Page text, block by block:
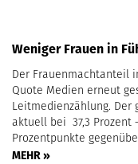
Weniger Frauen in
Der Frauenmachtanteil
Quote Medien erneut
Leitmedienzählung.
aktuell bei 37,3 Prozent
Prozentpunkte
MEHR »